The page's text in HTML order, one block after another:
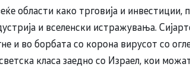
области како трговија и инвестиции,
и вселенски истражувања.
и во борбата со корона вирусот со
класа заедно со Израел, кои